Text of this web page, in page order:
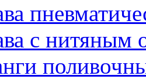
с нитяным